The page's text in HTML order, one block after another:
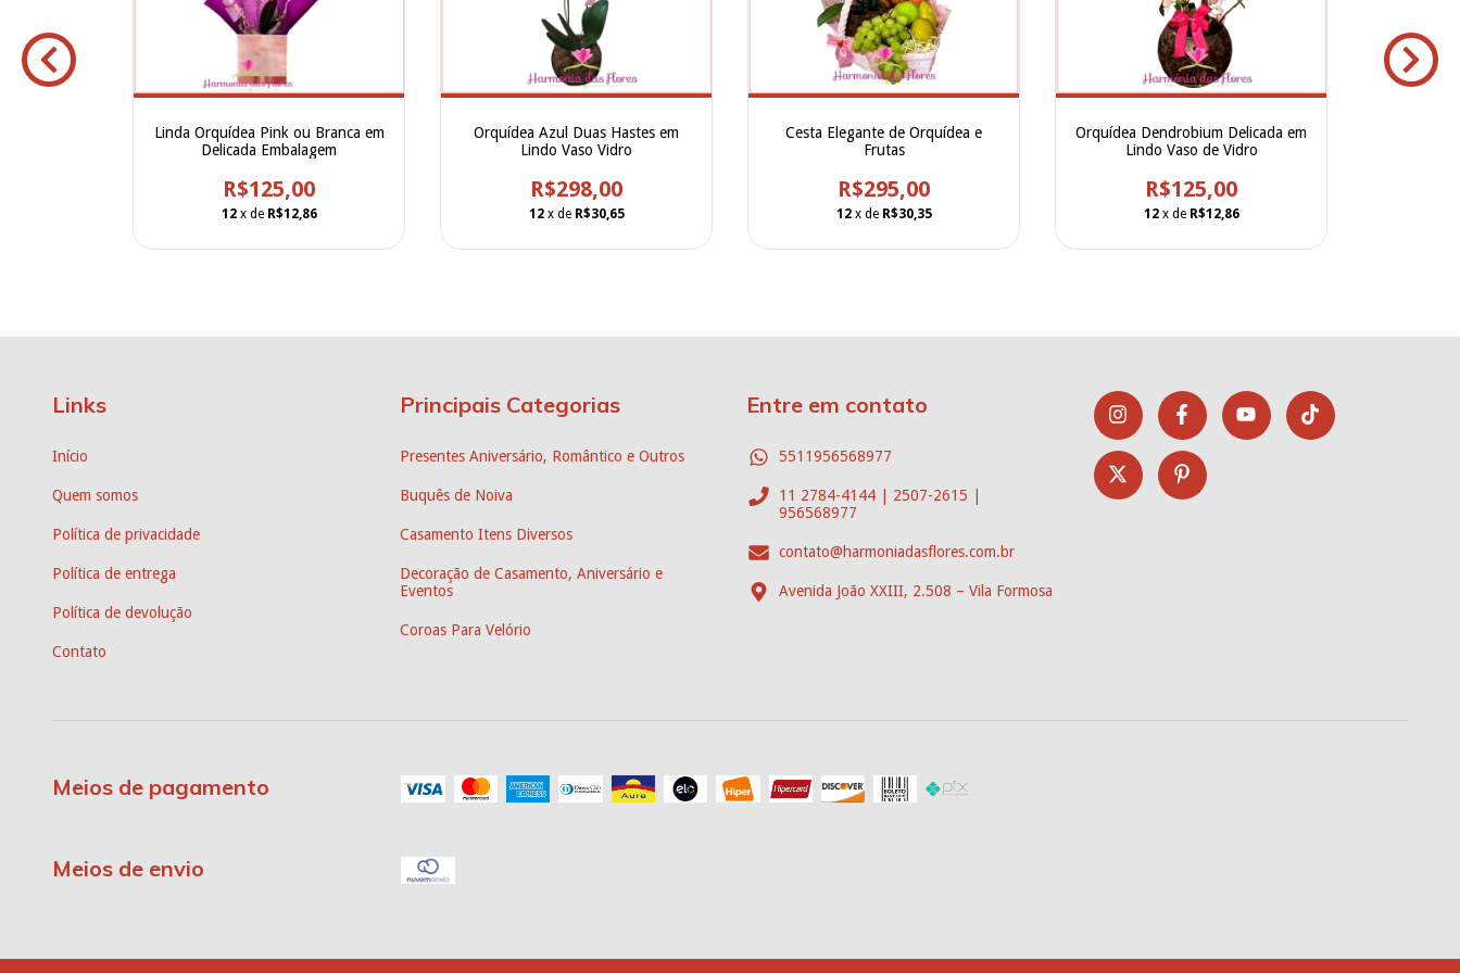
Linda Orquídea Pink ou Branca em
Delicada Embalagem
R$125,00
12 x de R$12,86
Orquídea Azul Duas Hastes em
Lindo Vaso Vidro
R$298,00
12 x de R$30,65
Cesta Elegante de Orquídea e
Frutas
R$295,00
12 x de R$30,35
Orquídea Dendrobium Delicada em
Lindo Vaso de Vidro
R$125,00
12 x de R$12,86
Links
Início
Quem somos
Política de privacidade
Política de entrega
Política de devolução
Contato
Principais Categorias
Presentes Aniversário, Romântico e Outros
Buquês de Noiva
Casamento Itens Diversos
Decoração de Casamento, Aniversário e
Eventos
Coroas Para Velório
Entre em contato
5511956568977
11 2784-4144 | 2507-2615 |
956568977
contato@harmoniadasflores.com.br
Avenida João XXIII, 2.508 – Vila Formosa
Meios de pagamento
Meios de envio